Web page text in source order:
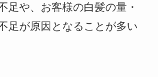
足や、お客様の白髪の量・
足が原因となることが多い